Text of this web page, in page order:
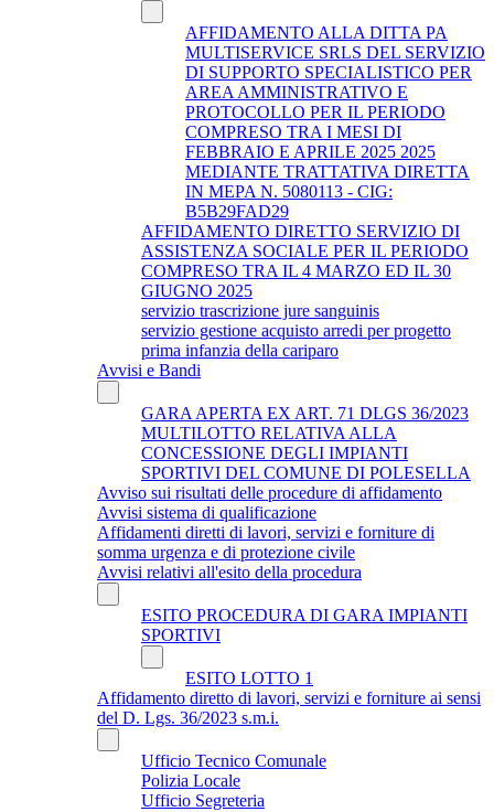
AFFIDAMENTO ALLA DITTA PA
MULTISERVICE SRLS DEL SERVIZIO
DI SUPPORTO SPECIALISTICO PER
AREA AMMINISTRATIVO E
PROTOCOLLO PER IL PERIODO
COMPRESO TRA I MESI DI
FEBBRAIO E APRILE 2025 2025
MEDIANTE TRATTATIVA DIRETTA
IN MEPA N. 5080113 - CIG:
B5B29FAD29
AFFIDAMENTO DIRETTO SERVIZIO DI
ASSISTENZA SOCIALE PER IL PERIODO
COMPRESO TRA IL 4 MARZO ED IL 30
GIUGNO 2025
servizio trascrizione jure sanguinis
servizio gestione acquisto arredi per progetto
prima infanzia della cariparo
Avvisi e Bandi
GARA APERTA EX ART. 71 DLGS 36/2023
MULTILOTTO RELATIVA ALLA
CONCESSIONE DEGLI IMPIANTI
SPORTIVI DEL COMUNE DI POLESELLA
Avviso sui risultati delle procedure di affidamento
Avvisi sistema di qualificazione
Affidamenti diretti di lavori, servizi e forniture di
somma urgenza e di protezione civile
Avvisi relativi all'esito della procedura
ESITO PROCEDURA DI GARA IMPIANTI
SPORTIVI
ESITO LOTTO 1
Affidamento diretto di lavori, servizi e forniture ai sensi
del D. Lgs. 36/2023 s.m.i.
Ufficio Tecnico Comunale
Polizia Locale
Ufficio Segreteria